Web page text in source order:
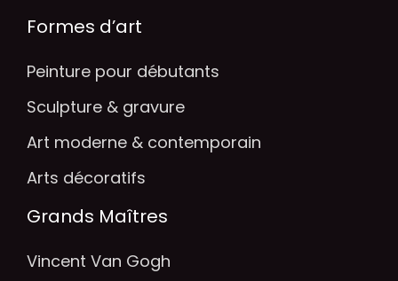
Formes d’art
Peinture pour débutants
Sculpture & gravure
Art moderne & contemporain
Arts décoratifs
Grands Maîtres
Vincent Van Gogh